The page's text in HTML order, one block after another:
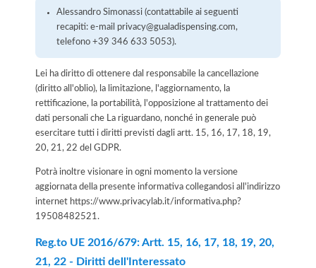
Alessandro Simonassi (contattabile ai seguenti
recapiti: e-mail privacy@gualadispensing.com,
telefono +39 346 633 5053).
Lei ha diritto di ottenere dal responsabile la cancellazione
(diritto all'oblio), la limitazione, l'aggiornamento, la
rettificazione, la portabilità, l'opposizione al trattamento dei
dati personali che La riguardano, nonché in generale può
esercitare tutti i diritti previsti dagli artt. 15, 16, 17, 18, 19,
20, 21, 22 del GDPR.
Potrà inoltre visionare in ogni momento la versione
aggiornata della presente informativa collegandosi all'indirizzo
internet https://www.privacylab.it/informativa.php?
19508482521 .
Reg.to UE 2016/679: Artt. 15, 16, 17, 18, 19, 20,
21, 22 - Diritti dell'Interessato